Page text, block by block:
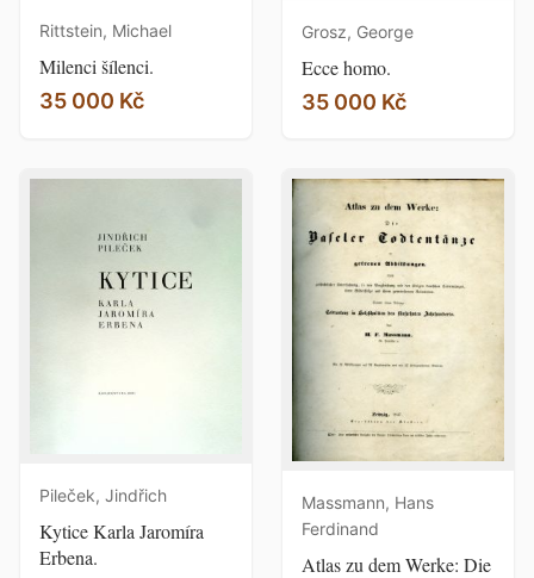
Rittstein, Michael
Milenci šílenci.
35 000 Kč
Grosz, George
Ecce homo.
35 000 Kč
Pileček, Jindřich
Kytice Karla Jaromíra
Erbena.
Massmann, Hans
Ferdinand
Atlas zu dem Werke: Die